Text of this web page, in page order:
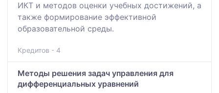
ИКТ и методов оценки учебных достижений, а
также формирование эффективной
образовательной среды.
Кредитов - 4
Методы решения задач управления для
дифференциальных уравнений